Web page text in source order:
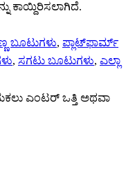
ಕಾಯ್ದಿರಿಸಲಾಗಿದೆ.
ಬೂಟುಗಳು, ಪ್ಲಾಟ್‌ಫಾರ್ಮ್
, ಸಗಟು ಬೂಟುಗಳು, ಎಲ್ಲಾ
ಎಂಟರ್ ಒತ್ತಿ ಅಥವಾ